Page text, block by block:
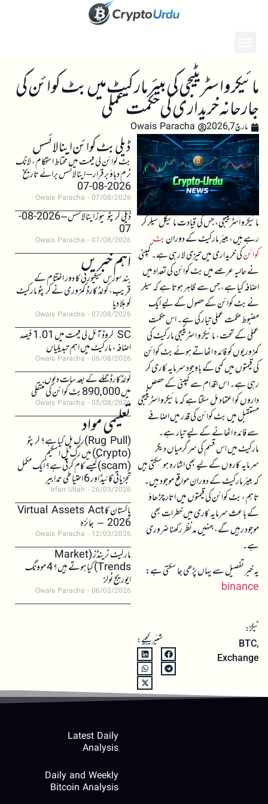
مائیکرو اسٹریٹیجی کی بیئر مارکیٹ میں بٹ کوائن کی
جارحانہ خریداری کی حکمت عملی
مارچ 7, 2026 Owais Paracha
مائیکرو اسٹریٹیجی، جس کی قیادت مائیکل سیلر کر
رہے ہیں، بیئر مارکیٹ کے دورانبٹ
کوائنکی خریداری میں تیزی لا رہی ہے۔ کمپنی
نے حالیہ عرصے میں بٹ کوائن کی تعداد میں
اضافہ کیا ہے، جس سے ظاہر ہوتا ہے کہ سیلر
نے بٹ کوائن کے حصول کے لیے ایک
مضبوط حکمت عملی تیار کی ہے۔ اس حکمت
عملی کے تحت، مائیکرو اسٹریٹیجی مارکیٹ کی
کمزوریوں کو فائدہ اٹھاتے ہوئے بٹ کوائن
کی قیمتوں میں کمی کے باوجود سرمایہ کاری کر
رہی ہے۔ اس اقدام سے کمپنی کے حصص
داروں کو اعتماد مل سکتا ہے کہ مائیکرو اسٹریٹیجی
مستقبل میں بٹ کوائن کی قدر میں اضافے
سے فائدہ اٹھانے کے لیے تیار ہے۔
مارکیٹ میں اس قسم کی سرگرمیاں دیگر
سرمایہ کاروں کے لیے بھی اشارہ ہو سکتی ہیں
کہ بیئر مارکیٹ کے دوران مواقع موجود ہیں۔
تاہم، بٹ کوائن کی قیمتوں میں اتار چڑھاؤ
کے باعث سرمایہ کاری میں خطرات بھی
موجود رہیں گے، جنہیں مدنظر رکھنا ضروری
ہے۔
یہ خبر تفصیل سے یہاں پڑھی جا سکتی ہے:
binance
ٹیگز:
BTC,
Exchange
شئیر کیجیے:
ڈیلی بٹ کوائن اینالائسس
بٹ کوائن کی قیمت میں محتاط استحکام، لانگ
ٹرم دباؤ برقرار – اینالائسس برائے تاریخ
2026-08-07
Owais Paracha 07/08/2026
ڈیلی کرپٹو نیوز اینالائسس – 2026-08-
07
Owais Paracha 07/08/2026
اہم خبریں
بند سورس سیکیورٹی کا دور اختتام کے
قریب، کولڈ کارڈ کمزوری نے کرپٹو مارکیٹ
کو ہلا دیا
Owais Paracha 07/08/2026
SC کروڈ آئل کی قیمت میں 1.01 فیصد
اضافہ، مارکیٹ میں اہم تبدیلیاں
Owais Paracha 06/08/2026
کولڈکارڈ حملے کے بعد سات دنوں
میں 890,000 بٹ کوائن کی منتقلی
Owais Paracha 05/08/2026
تعلیمی مواد(Rug Pull)رگ پل کیا ہے؟ کرپٹو
(Crypto) میں رگ پل اسکیم
(scam)کیسے کام کرتی ہے؟ ایک مکمل
تجزیاتی گائیڈ اور 6 احتیاطی تدابیر
Irfan Ullah 26/03/2026
پاکستان کا Virtual Assets Act
2026 – جائزہ
Owais Paracha 12/03/2026
مارکیٹ ٹرینڈز (Market
Trends) کیا ہوتے ہیں؟ 4 موونگ
ایوریج ٹولز
Owais Paracha 06/03/2026
Latest Daily
Analysis
Daily and Weekly
Bitcoin Analysis